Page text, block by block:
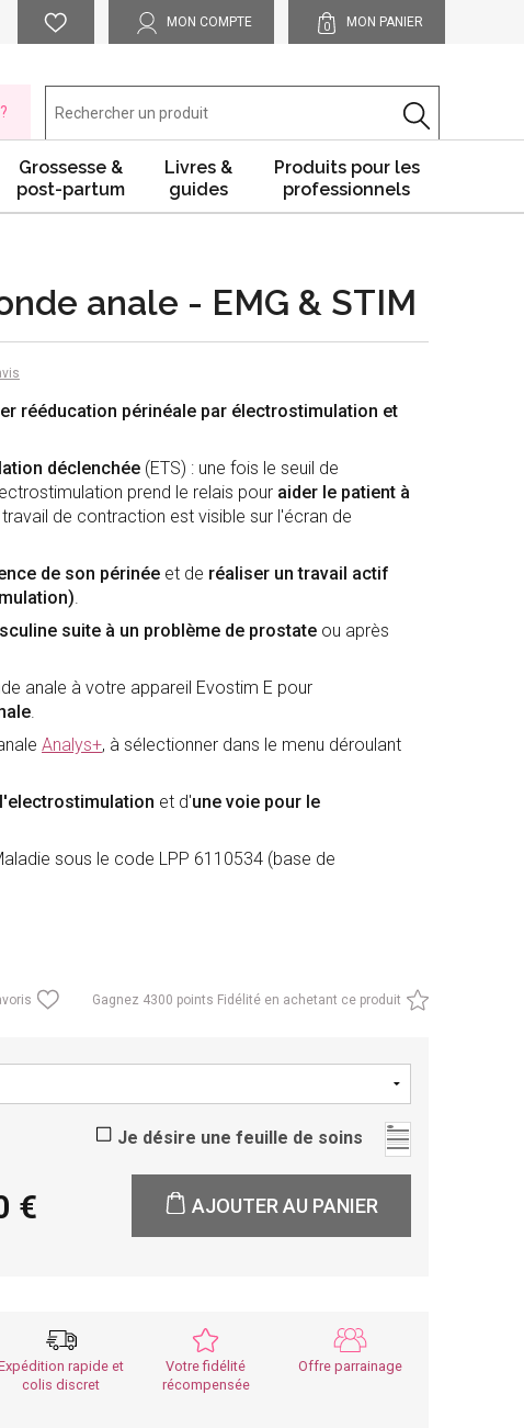
MON COMPTE 0 MON PANIER
Grossesse &
post-partum
Livres &
guides
Produits pour les
professionnels
anale - EMG & STIM
rééducation périnéale par électrostimulation et
déclenchée (ETS) : une fois le seuil de
prend le relais pour aider le patient à
travail de contraction est visible sur l'écran de
de son périnée et de réaliser un travail actif
.
suite à un problème de prostate ou après
anale à votre appareil Evostim E pour
.
Analys+, à sélectionner dans le menu déroulant
et d'une voie pour le
sous le code LPP 6110534 (base de
Gagnez 4300 points Fidélité en achetant ce produit
Je désire une feuille de soins
AJOUTER AU PANIER
rapide et
colis discret
Votre fidélité
récompensée
Offre parrainage